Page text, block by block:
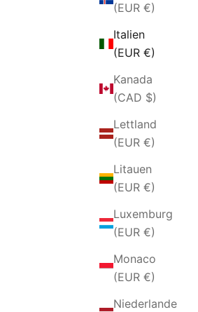
(EUR €)
Italien
(EUR €)
Kanada
(CAD $)
Lettland
(EUR €)
Litauen
(EUR €)
Luxemburg
(EUR €)
Monaco
(EUR €)
Niederlande